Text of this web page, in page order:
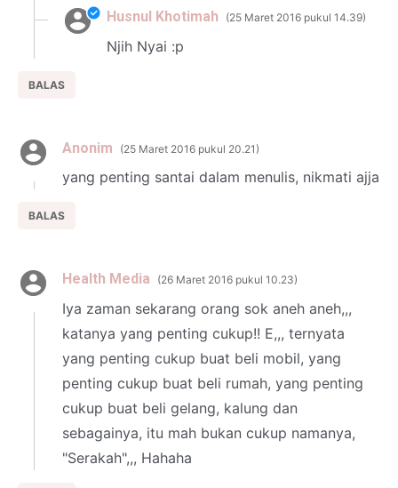
BALAS
Husnul Khotimah 25 Maret 2016 pukul 14.39
Njih Nyai :p
Anonim 25 Maret 2016 pukul 20.21
yang penting santai dalam menulis, nikmati ajja
BALAS
Health Media 26 Maret 2016 pukul 10.23
Iya zaman sekarang orang sok aneh aneh,,,
katanya yang penting cukup!! E,,, ternyata
yang penting cukup buat beli mobil, yang
penting cukup buat beli rumah, yang penting
cukup buat beli gelang, kalung dan
sebagainya, itu mah bukan cukup namanya,
"Serakah",,, Hahaha